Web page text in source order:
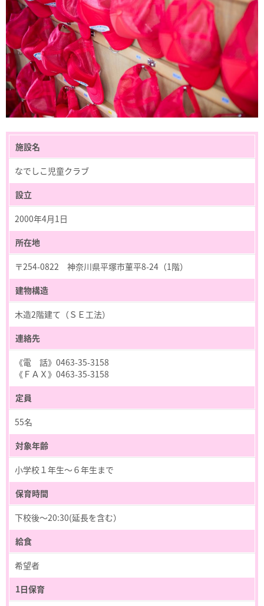
施設名
なでしこ児童クラブ
設立
2000年4月1日
所在地
〒254-0822 神奈川県平塚市菫平8-24（1階）
建物構造
木造2階建て（ＳＥ工法）
連絡先
《電 話》0463-35-3158
《ＦＡＸ》0463-35-3158
定員
55名
対象年齢
小学校１年生～６年生まで
保育時間
下校後～20:30(延長を含む）
給食
希望者
1日保育